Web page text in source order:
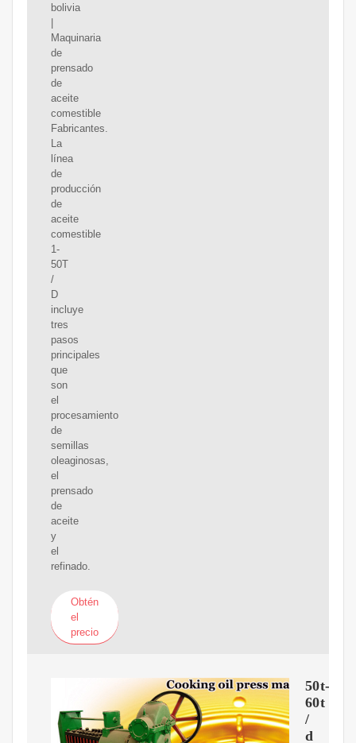
bolivia
Maquinaria
de
prensado
de
aceite
comestible
Fabricantes.
La
línea
de
producción
de
aceite
comestible
1-
50T
/
D
incluye
tres
pasos
principales
que
son
el
procesamiento
de
semillas
oleaginosas,
el
prensado
de
aceite
y
el
refinado.
Obtén
el
precio
50t-
60t
/
d